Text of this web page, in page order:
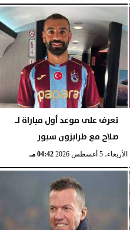
تعرف على موعد أول مباراة لـ
صلاح مع طرابزون سبور
الأربعاء، 5 أغسطس 2026 04:42 مـ